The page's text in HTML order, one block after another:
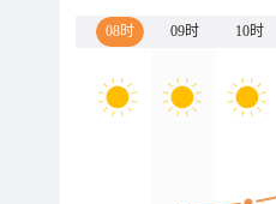
08时 09时 10时